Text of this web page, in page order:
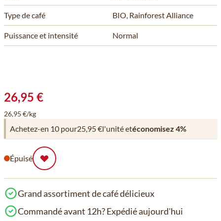
Type de café BIO, Rainforest Alliance
Puissance et intensité Normal
26,95 €
26,95 €/kg
Achetez-en 10 pour25,95 €l'unité etéconomisez 4%
Épuisé
Grand assortiment de café délicieux
Commandé avant 12h? Expédié aujourd'hui